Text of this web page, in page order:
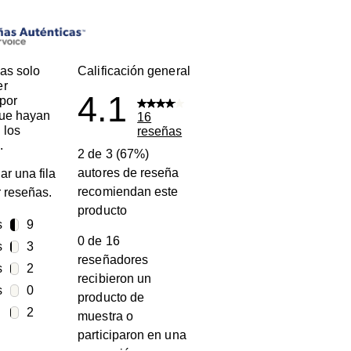
solo
hayan
los
una fila
reseñas.
estrellas
9
9 reseñas con 5 estrellas.
estrellas
3
3 reseñas con 4 estrellas.
estrellas
2
2 reseñas con 3 estrellas.
estrellas
0
0 reseñas con 2 estrellas.
2
2 reseñas con 1 estrella.
Calificación general
4.1
16
reseñas
2 de 3 (67%)
autores de reseña
recomiendan este
producto
0 de 16
reseñadores
recibieron un
producto de
muestra o
participaron en una